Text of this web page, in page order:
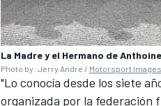
La Madre y el Hermano de
Photo by: Jerry Andre / Motorsport Images
"Lo conocía desde los siete
organizada por la federación